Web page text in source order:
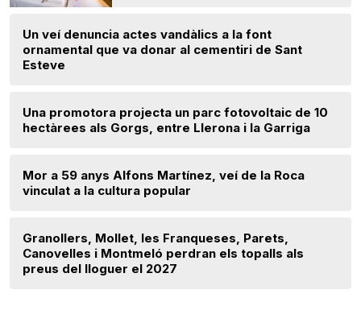
Un veí denuncia actes vandàlics a la font
ornamental que va donar al cementiri de Sant
Esteve
Una promotora projecta un parc fotovoltaic de 10
hectàrees als Gorgs, entre Llerona i la Garriga
Mor a 59 anys Alfons Martínez, veí de la Roca
vinculat a la cultura popular
Granollers, Mollet, les Franqueses, Parets,
Canovelles i Montmeló perdran els topalls als
preus del lloguer el 2027